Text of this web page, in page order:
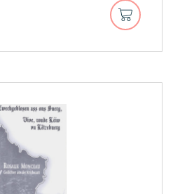
In
den
Warenkorb